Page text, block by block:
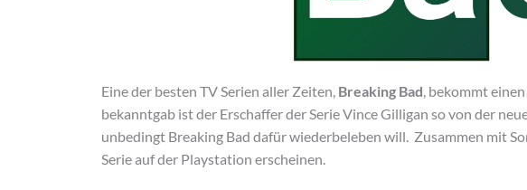
Eine der besten TV Serien aller Zeiten, Breaking Bad , bekommt
bekanntgab ist der Erschaffer der Serie Vince Gilligan so von der
unbedingt Breaking Bad dafür wiederbeleben will. Zusammen mit
Serie auf der Playstation erscheinen.